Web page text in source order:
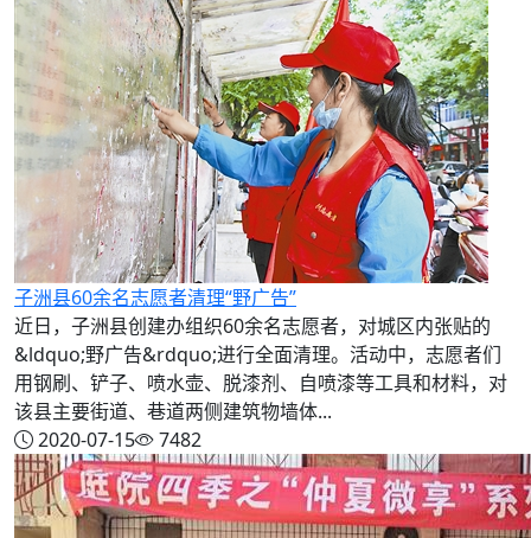
子洲县60余名志愿者清理“野广告”
近日，子洲县创建办组织60余名志愿者，对城区内张贴的
&ldquo;野广告&rdquo;进行全面清理。活动中，志愿者们
用钢刷、铲子、喷水壶、脱漆剂、自喷漆等工具和材料，对
该县主要街道、巷道两侧建筑物墙体...
2020-07-15
7482